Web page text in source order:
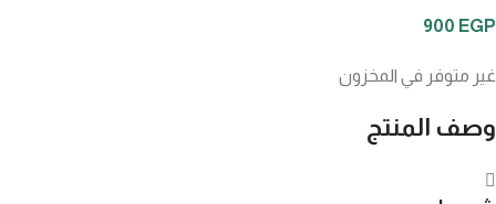
900 EGP
غير متوفر في المخزون
وصف المنتج